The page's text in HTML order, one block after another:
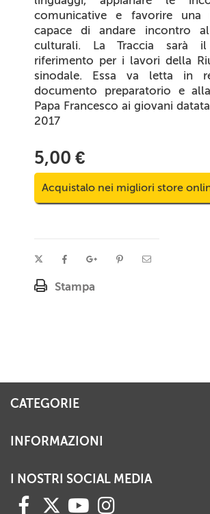
comunicative e favorire una
capace di andare incontro
culturali. La Traccia sarà
riferimento per i lavori della
sinodale. Essa va letta in
documento preparatorio e
Papa Francesco ai giovani
2017
5,00 €
Acquistalo nei migliori store
Stampa
CATEGORIE
INFORMAZIONI
I NOSTRI SOCIAL MEDIA